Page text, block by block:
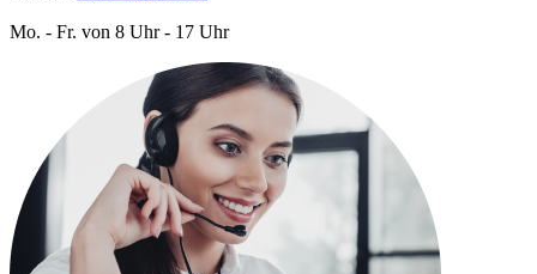
Mo. - Fr. von 8 Uhr - 17 Uhr